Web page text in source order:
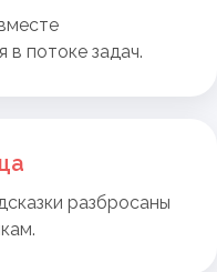
в потоке задач.
разбросаны